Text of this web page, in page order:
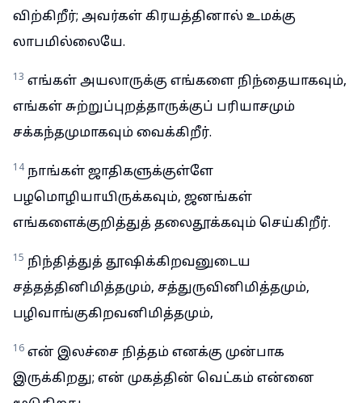
விற்கிறீர்; அவர்கள் கிரயத்தினால் உமக்கு
லாபமில்லையே.
13 எங்கள் அயலாருக்கு எங்களை நிந்தையாகவும்,
எங்கள் சுற்றுப்புறத்தாருக்குப் பரியாசமும்
சக்கந்தமுமாகவும் வைக்கிறீர்.
14 நாங்கள் ஜாதிகளுக்குள்ளே
பழமொழியாயிருக்கவும், ஜனங்கள்
எங்களைக்குறித்துத் தலைதூக்கவும் செய்கிறீர்.
15 நிந்தித்துத் தூஷிக்கிறவனுடைய
சத்தத்தினிமித்தமும், சத்துருவினிமித்தமும்,
பழிவாங்குகிறவனிமித்தமும்,
16 என் இலச்சை நித்தம் எனக்கு முன்பாக
இருக்கிறது; என் முகத்தின் வெட்கம் என்னை